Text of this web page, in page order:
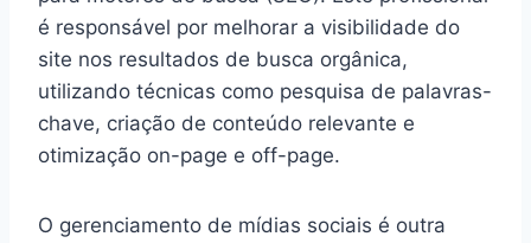
é responsável por melhorar a visibilidade do
site nos resultados de busca orgânica,
utilizando técnicas como pesquisa de palavras-
chave, criação de conteúdo relevante e
otimização on-page e off-page.
O gerenciamento de mídias sociais é outra